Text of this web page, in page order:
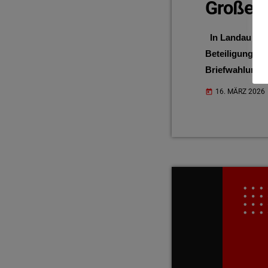
Großes
In Landau in
Beteiligung
einer
today 16. MÄRZ 2026